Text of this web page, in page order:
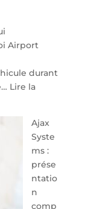
Airport
durant
Lire la
Ajax
Syste
ms :
prése
ntatio
n
comp